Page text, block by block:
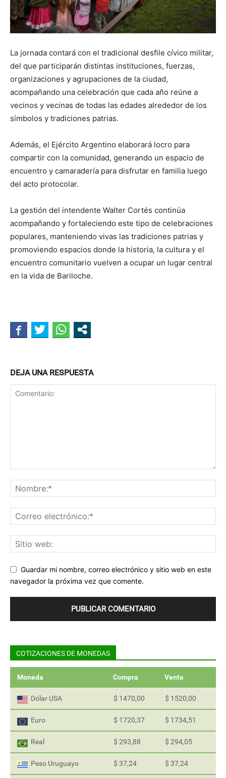
La jornada contará con el tradicional desfile cívico militar,
del que participarán distintas instituciones, fuerzas,
organizaciones y agrupaciones de la ciudad,
acompañando una celebración que cada año reúne a
vecinos y vecinas de todas las edades alrededor de los
símbolos y tradiciones patrias.
Además, el Ejército Argentino elaborará locro para
compartir con la comunidad, generando un espacio de
encuentro y camaradería para disfrutar en familia luego
del acto protocolar.
La gestión del intendente Walter Cortés continúa
acompañando y fortaleciendo este tipo de celebraciones
populares, manteniendo vivas las tradiciones patrias y
promoviendo espacios donde la historia, la cultura y el
encuentro comunitario vuelven a ocupar un lugar central
en la vida de Bariloche.
DEJA UNA RESPUESTA
Guardar mi nombre, correo electrónico y sitio web en este
navegador la próxima vez que comente.
COTIZACIONES DE MONEDAS
Moneda Compra Venta
Dólar USA $ 1470,00 $ 1520,00
Euro $ 1720,37 $ 1734,51
Real $ 293,88 $ 294,05
Peso Uruguayo $ 37,24 $ 37,24